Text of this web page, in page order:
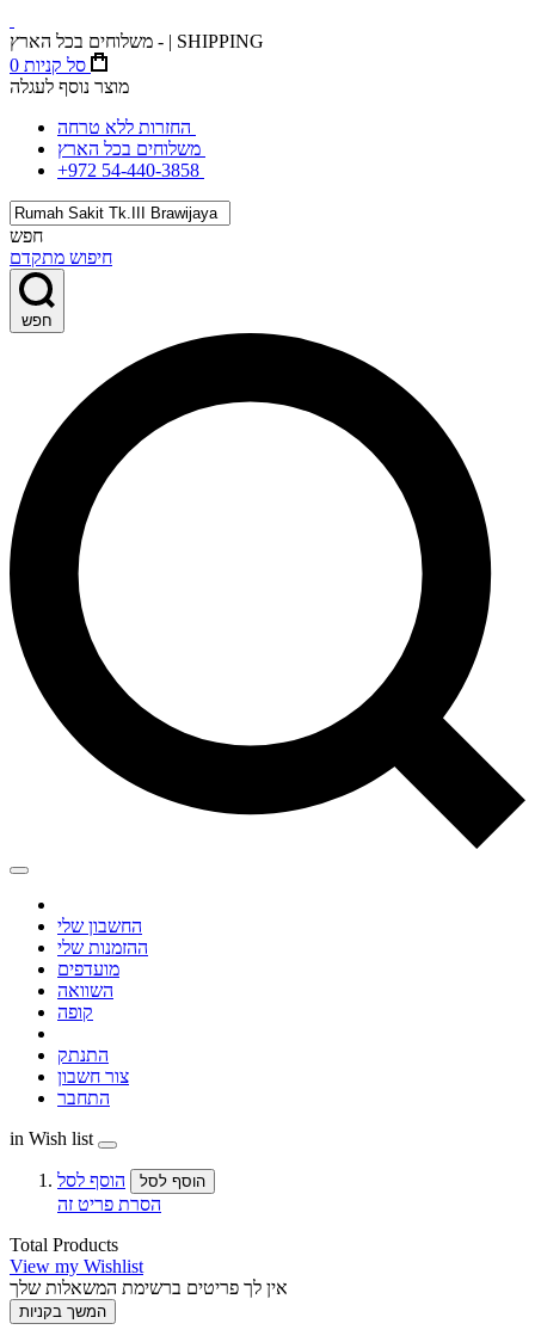
משלוחים בכל הארץ - | SHIPPING
0 סל קניות
מוצר נוסף לעגלה
+972 54-440-3858
חפש
חיפוש מתקדם
חפש
החשבון שלי
ההזמנות שלי
מועדפים
השוואה
קופה
התנתק
צור חשבון
התחבר
in Wish list
הוסף לסל הוסף לסל
הסרת פריט זה
Total Products
View my Wishlist
אין לך פריטים ברשימת המשאלות שלך
המשך בקניות